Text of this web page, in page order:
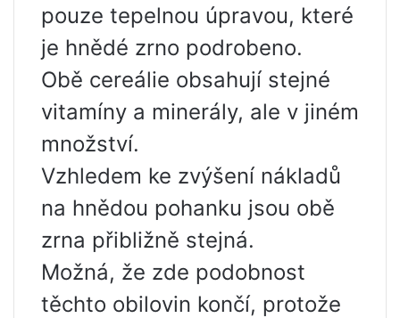
pouze tepelnou úpravou, které
je hnědé zrno podrobeno.
Obě cereálie obsahují stejné
vitamíny a minerály, ale v jiném
množství.
Vzhledem ke zvýšení nákladů
na hnědou pohanku jsou obě
zrna přibližně stejná.
Možná, že zde podobnost
těchto obilovin končí, protože